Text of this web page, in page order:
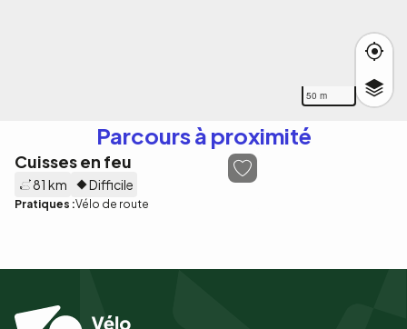
50 m
Parcours à proximité
Cuisses en feu
81 km Difficile
Pratiques :Vélo de route